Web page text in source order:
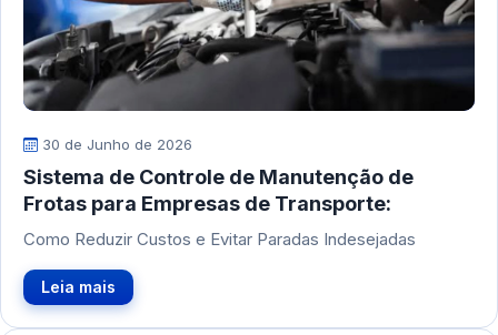
30 de Junho de 2026
Sistema de Controle de Manutenção de
Frotas para Empresas de Transporte:
Como Reduzir Custos e Evitar Paradas Indesejadas
Leia mais